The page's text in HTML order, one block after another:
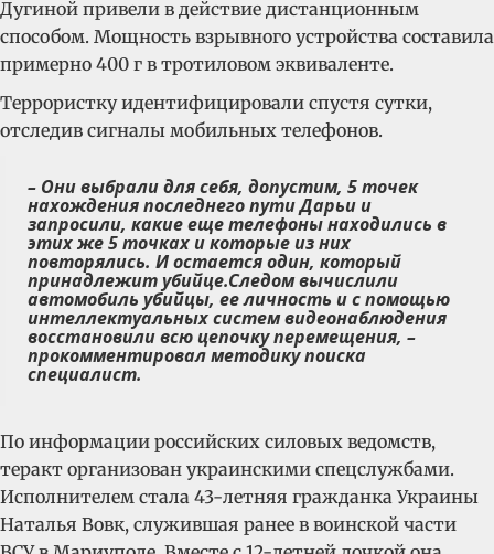
Дугиной привели в действие дистанционным
способом. Мощность взрывного устройства составила
примерно 400 г в тротиловом эквиваленте.
Террористку идентифицировали спустя сутки,
отследив сигналы мобильных телефонов.
– Они выбрали для себя, допустим, 5 точек
нахождения последнего пути Дарьи и
запросили, какие еще телефоны находились в
этих же 5 точках и которые из них
повторялись. И остается один, который
принадлежит убийце.Следом вычислили
автомобиль убийцы, ее личность и с помощью
интеллектуальных систем видеонаблюдения
восстановили всю цепочку перемещения, –
прокомментировал методику поиска
специалист.
По информации российских силовых ведомств,
теракт организован украинскими спецслужбами.
Исполнителем стала 43-летняя гражданка Украины
Наталья Вовк, служившая ранее в воинской части